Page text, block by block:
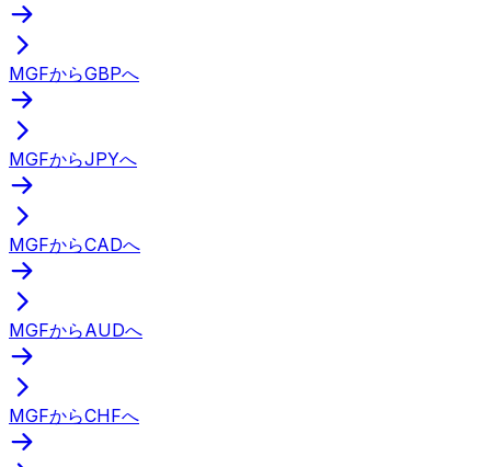
MGFからGBPへ
MGFからJPYへ
MGFからCADへ
MGFからAUDへ
MGFからCHFへ